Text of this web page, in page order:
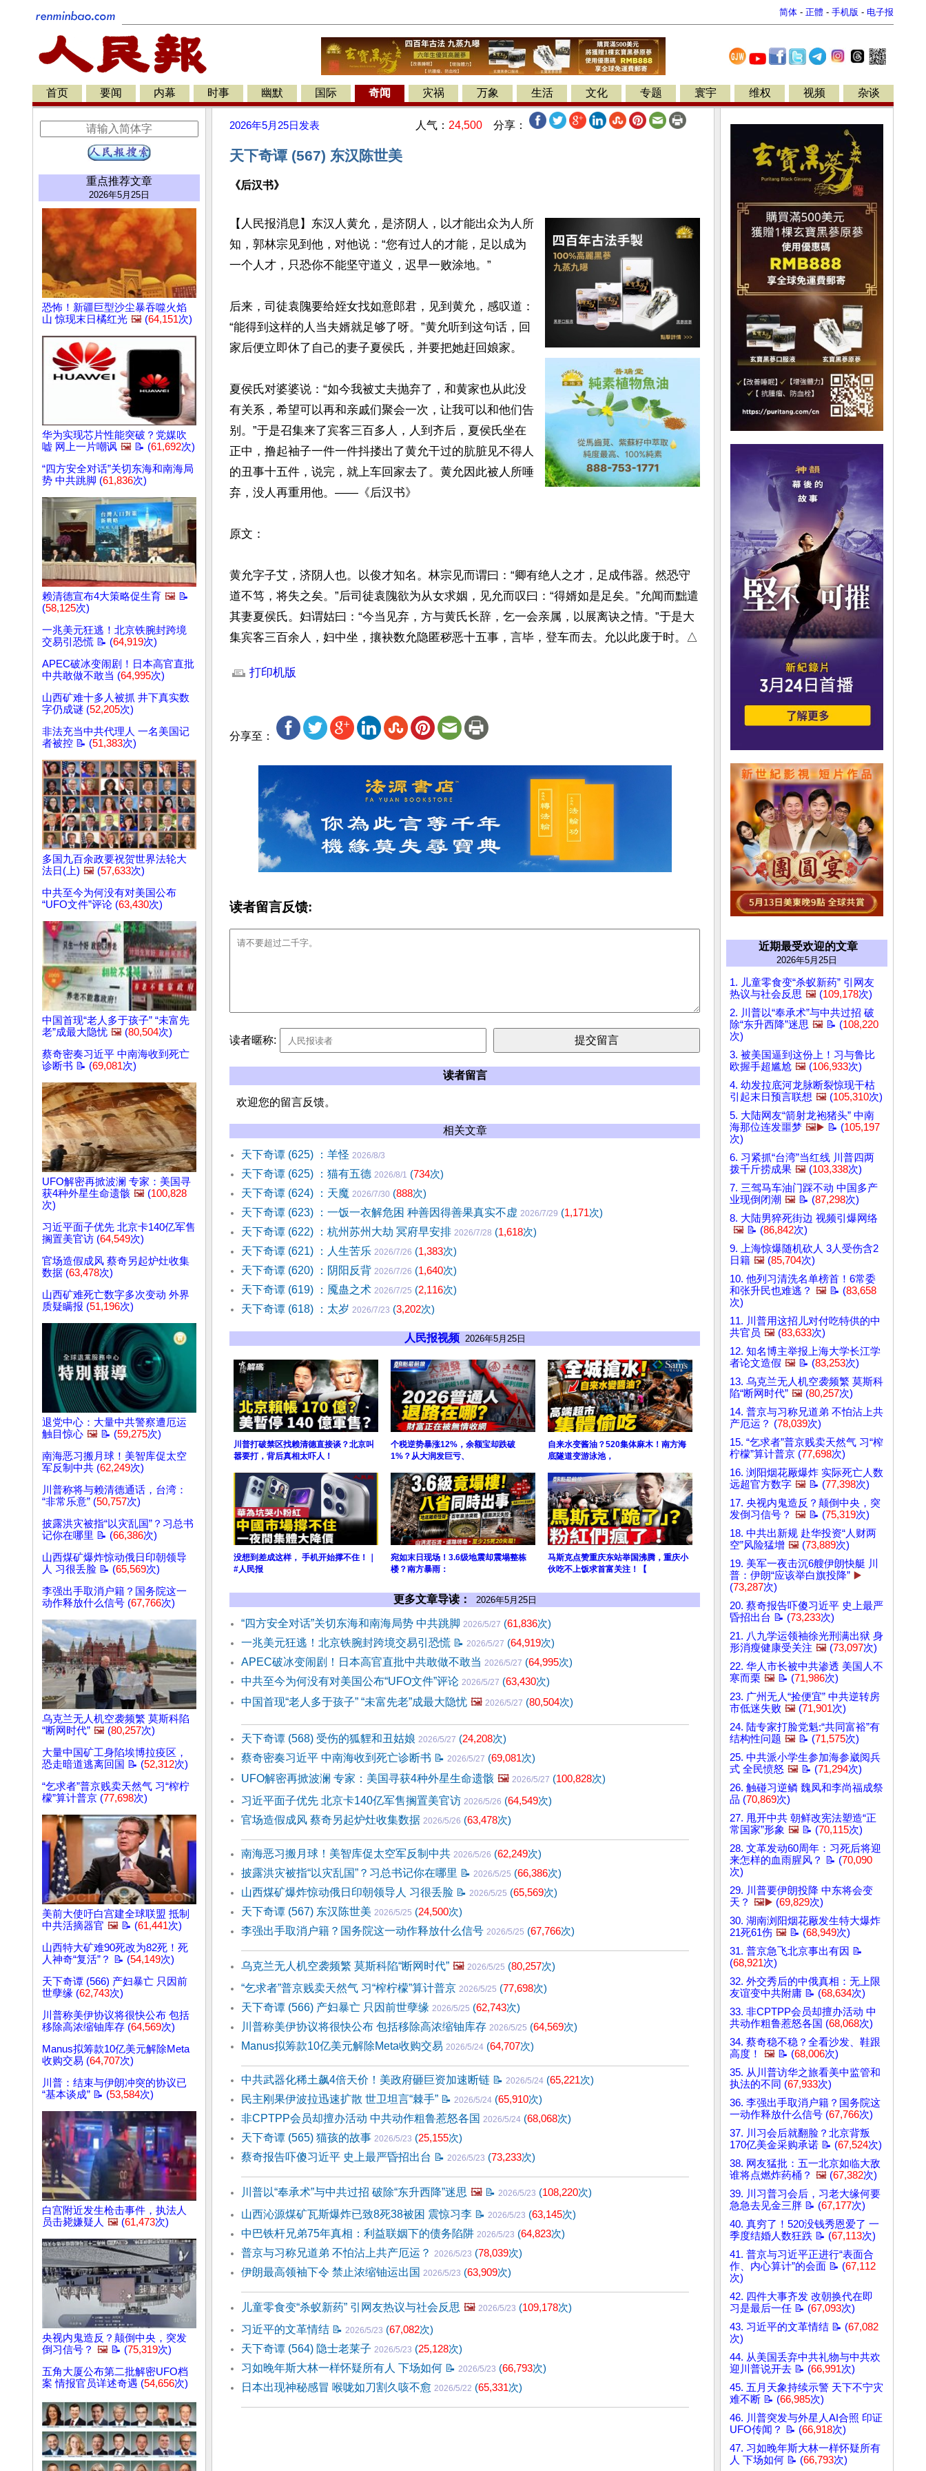
简体 - 正體 - 手机版 - 电子报
首页 要闻 内幕 时事 幽默 国际 奇闻 灾祸 万象 生活 文化 专题 寰宇 维权 视频 杂谈
重点推荐文章
2026年5月25日
恐怖！新疆巨型沙尘暴吞噬火焰
山 惊现末日橘红光 🖼️ (64,151次)
华为实现芯片性能突破？党媒吹
嘘 网上一片嘲讽 🖼️ 📝 (61,692次)
“四方安全对话”关切东海和南海局
势 中共跳脚 (61,836次)
赖清德宣布4大策略促生育 🖼️ 📝
(58,125次)
一兆美元狂逃！北京铁腕封跨境
交易引恐慌 📝 (64,919次)
APEC破冰变闹剧！日本高官直批
中共敢做不敢当 (64,995次)
山西矿难十多人被抓 井下真实数
字仍成谜 (52,205次)
非法充当中共代理人 一名美国记
者被控 📝 (51,383次)
多国九百余政要祝贺世界法轮大
法日(上) 🖼️ (57,633次)
中共至今为何没有对美国公布
“UFO文件”评论 (63,430次)
中国首现“老人多于孩子” “未富先
老”成最大隐忧 🖼️ (80,504次)
蔡奇密奏习近平 中南海收到死亡
诊断书 📝 (69,081次)
UFO解密再掀波澜 专家：美国寻
获4种外星生命遗骸 🖼️ (100,828
次)
习近平面子优先 北京卡140亿军售
搁置美官访 (64,549次)
官场造假成风 蔡奇另起炉灶收集
数据 (63,478次)
山西矿难死亡数字多次变动 外界
质疑瞒报 (51,196次)
退党中心：大量中共警察遭厄运
触目惊心 🖼️ 📝 (59,275次)
南海恶习搬月球！美智库促太空
军反制中共 (62,249次)
川普称将与赖清德通话，台湾：
“非常乐意” (50,757次)
披露洪灾被指“以灾乱国”？习总书
记你在哪里 📝 (66,386次)
山西煤矿爆炸惊动俄日印朝领导
人 习很丢脸 📝 (65,569次)
李强出手取消户籍？国务院这一
动作释放什么信号 (67,766次)
乌克兰无人机空袭频繁 莫斯科陷
“断网时代” 🖼️ (80,257次)
大量中国矿工身陷埃博拉疫区，
恐走暗道逃离回国 📝 (52,312次)
“乞求者”普京贱卖天然气 习“榨柠
檬”算计普京 (77,698次)
美前大使吁白宫建全球联盟 抵制
中共活摘器官 🖼️ 📝 (61,441次)
山西特大矿难90死改为82死！死
人神奇“复活”？ 📝 (54,149次)
天下奇谭 (566) 产妇暴亡 只因前
世孽缘 (62,743次)
川普称美伊协议将很快公布 包括
移除高浓缩铀库存 (64,569次)
Manus拟筹款10亿美元解除Meta
收购交易 (64,707次)
川普：结束与伊朗冲突的协议已
“基本谈成” 📝 (53,584次)
白宫附近发生枪击事件，执法人
员击毙嫌疑人 🖼️ (61,473次)
央视内鬼造反？颠倒中央，突发
倒习信号？ 🖼️ 📝 (75,319次)
五角大厦公布第二批解密UFO档
案 情报官员详述奇遇 (54,656次)
2026年5月25日 发表 人气： 24,500 分享：
天下奇谭 (567) 东汉陈世美
《后汉书》
【人民报消息】东汉人黄允，是济阴人，以才能出众为人所
知，郭林宗见到他，对他说：“您有过人的才能，足以成为
一个人才，只恐你不能坚守道义，迟早一败涂地。”
后来，司徒袁隗要给姪女找如意郎君，见到黄允，感叹道：
“能得到这样的人当夫婿就足够了呀。”黄允听到这句话，回
家后便立即休了自己的妻子夏侯氏，并要把她赶回娘家。
夏侯氏对婆婆说：“如今我被丈夫抛弃了，和黄家也从此没
有关系，希望可以再和亲戚们聚会一次，让我可以和他们告
别。”于是召集来了宾客三百多人，人到齐后，夏侯氏坐在
正中，撸起袖子一件一件抖搂出了黄允干过的肮脏见不得人
的丑事十五件，说完，就上车回家去了。黄允因此被人所唾
弃，没人再重用他。——《后汉书》
原文：
黄允字子艾，济阴人也。以俊才知名。林宗见而谓曰：“卿有绝人之才，足成伟器。然恐守
道不笃，将失之矣。”后司徒袁隗欲为从女求姻，见允而叹曰：“得婿如是足矣。”允闻而黜遣
其妻夏侯氏。妇谓姑曰：“今当见弃，方与黄氏长辞，乞一会亲属，以展离诀之情。”于是大
集宾客三百余人，妇中坐，攘袂数允隐匿秽恶十五事，言毕，登车而去。允以此废于时。△
打印机版
分享至：
读者留言反馈:
读者暱称:
读者留言
欢迎您的留言反馈。
相关文章
天下奇谭 (625) ：羊怪 2026/8/3
天下奇谭 (625) ：猫有五德 2026/8/1 (734次)
天下奇谭 (624) ：天魔 2026/7/30 (888次)
天下奇谭 (623) ：一饭一衣解危困 种善因得善果真实不虚 2026/7/29 (1,171次)
天下奇谭 (622) ：杭州苏州大劫 冥府早安排 2026/7/28 (1,618次)
天下奇谭 (621) ：人生苦乐 2026/7/26 (1,383次)
天下奇谭 (620) ：阴阳反背 2026/7/26 (1,640次)
天下奇谭 (619) ：魇蛊之术 2026/7/25 (2,116次)
天下奇谭 (618) ：太岁 2026/7/23 (3,202次)
人民报视频 2026年5月25日
川普打破禁区找赖清德直接谈？北京叫
嚣要打，背后真相太吓人！
个税逆势暴涨12%，余额宝却跌破
1%？从大润发巨亏、
自来水变酱油？520集体麻木！南方海
底隧道变游泳池，
没想到差成这样， 手机开始撑不住！｜
#人民报
宛如末日现场！3.6级地震却震塌整栋
楼？南方暴雨：
马斯克点赞重庆东站举国沸腾，重庆小
伙吃不上饭求首富关注！【
更多文章导读： 2026年5月25日
“四方安全对话”关切东海和南海局势 中共跳脚 2026/5/27 (61,836次)
一兆美元狂逃！北京铁腕封跨境交易引恐慌 📝 2026/5/27 (64,919次)
APEC破冰变闹剧！日本高官直批中共敢做不敢当 2026/5/27 (64,995次)
中共至今为何没有对美国公布“UFO文件”评论 2026/5/27 (63,430次)
中国首现“老人多于孩子” “未富先老”成最大隐忧 🖼️ 2026/5/27 (80,504次)
天下奇谭 (568) 受伤的狐貍和丑姑娘 2026/5/27 (24,208次)
蔡奇密奏习近平 中南海收到死亡诊断书 📝 2026/5/27 (69,081次)
UFO解密再掀波澜 专家：美国寻获4种外星生命遗骸 🖼️ 2026/5/27 (100,828次)
习近平面子优先 北京卡140亿军售搁置美官访 2026/5/26 (64,549次)
官场造假成风 蔡奇另起炉灶收集数据 2026/5/26 (63,478次)
南海恶习搬月球！美智库促太空军反制中共 2026/5/26 (62,249次)
披露洪灾被指“以灾乱国”？习总书记你在哪里 📝 2026/5/25 (66,386次)
山西煤矿爆炸惊动俄日印朝领导人 习很丢脸 📝 2026/5/25 (65,569次)
天下奇谭 (567) 东汉陈世美 2026/5/25 (24,500次)
李强出手取消户籍？国务院这一动作释放什么信号 2026/5/25 (67,766次)
乌克兰无人机空袭频繁 莫斯科陷“断网时代” 🖼️ 2026/5/25 (80,257次)
“乞求者”普京贱卖天然气 习“榨柠檬”算计普京 2026/5/25 (77,698次)
天下奇谭 (566) 产妇暴亡 只因前世孽缘 2026/5/25 (62,743次)
川普称美伊协议将很快公布 包括移除高浓缩铀库存 2026/5/25 (64,569次)
Manus拟筹款10亿美元解除Meta收购交易 2026/5/24 (64,707次)
中共武器化稀土飙4倍天价！美政府砸巨资加速断链 📝 2026/5/24 (65,221次)
民主刚果伊波拉迅速扩散 世卫坦言“棘手” 📝 2026/5/24 (65,910次)
非CPTPP会员却擅办活动 中共动作粗鲁惹怒各国 2026/5/24 (68,068次)
天下奇谭 (565) 猫孩的故事 2026/5/23 (25,155次)
蔡奇报告吓傻习近平 史上最严昏招出台 📝 2026/5/23 (73,233次)
川普以“奉承术”与中共过招 破除“东升西降”迷思 🖼️ 📝 2026/5/23 (108,220次)
山西沁源煤矿瓦斯爆炸已致8死38被困 震惊习李 📝 2026/5/23 (63,145次)
中巴铁杆兄弟75年真相：利益联姻下的债务陷阱 2026/5/23 (64,823次)
普京与习称兄道弟 不怕沾上共产厄运？ 2026/5/23 (78,039次)
伊朗最高领袖下令 禁止浓缩铀运出国 2026/5/23 (63,909次)
儿童零食变“杀蚁新药” 引网友热议与社会反思 🖼️ 2026/5/23 (109,178次)
习近平的文革情结 📝 2026/5/23 (67,082次)
天下奇谭 (564) 隐士老莱子 2026/5/23 (25,128次)
习如晚年斯大林一样怀疑所有人 下场如何 📝 2026/5/23 (66,793次)
日本出现神秘感冒 喉咙如刀割久咳不愈 2026/5/22 (65,331次)
近期最受欢迎的文章
2026年5月25日
1. 儿童零食变“杀蚁新药” 引网友
热议与社会反思 🖼️ (109,178次)
2. 川普以“奉承术”与中共过招 破
除“东升西降”迷思 🖼️ 📝 (108,220
次)
3. 被美国逼到这份上！习与鲁比
欧握手超尴尬 🖼️ (106,933次)
4. 幼发拉底河龙脉断裂惊现干枯
引起末日预言联想 🖼️ (105,310次)
5. 大陆网友“箭射龙袍猪头” 中南
海那位连发噩梦 🖼️▶️ 📝 (105,197
次)
6. 习紧抓“台湾”当红线 川普四两
拨千斤捞成果 🖼️ (103,338次)
7. 三驾马车油门踩不动 中国多产
业现倒闭潮 🖼️ 📝 (87,298次)
8. 大陆男猝死街边 视频引爆网络
🖼️ 📝 (86,842次)
9. 上海惊爆随机砍人 3人受伤含2
日籍 🖼️ (85,704次)
10. 他列习清洗名单榜首！6常委
和张升民也难逃？ 🖼️ 📝 (83,658
次)
11. 川普用这招儿对付吃特供的中
共官员 🖼️ (83,633次)
12. 知名博主举报上海大学长江学
者论文造假 🖼️ 📝 (83,253次)
13. 乌克兰无人机空袭频繁 莫斯科
陷“断网时代” 🖼️ (80,257次)
14. 普京与习称兄道弟 不怕沾上共
产厄运？ (78,039次)
15. “乞求者”普京贱卖天然气 习“榨
柠檬”算计普京 (77,698次)
16. 浏阳烟花厰爆炸 实际死亡人数
远超官方数字 🖼️ 📝 (77,398次)
17. 央视内鬼造反？颠倒中央，突
发倒习信号？ 🖼️ 📝 (75,319次)
18. 中共出新规 赴华投资“人财两
空”风险猛增 🖼️ (73,889次)
19. 美军一夜击沉6艘伊朗快艇 川
普：伊朗“应该举白旗投降” ▶️
(73,287次)
20. 蔡奇报告吓傻习近平 史上最严
昏招出台 📝 (73,233次)
21. 八九学运领袖徐光刑满出狱 身
形消瘦健康受关注 🖼️ (73,097次)
22. 华人市长被中共渗透 美国人不
寒而栗 🖼️ 📝 (71,986次)
23. 广州无人“捡便宜” 中共逆转房
市低迷失败 🖼️ (71,901次)
24. 陆专家打脸党魁:“共同富裕”有
结构性问题 🖼️ 📝 (71,575次)
25. 中共派小学生参加海参崴阅兵
式 全民愤怒 🖼️ 📝 (71,294次)
26. 触碰习逆鳞 魏凤和李尚福成祭
品 (70,869次)
27. 甩开中共 朝鲜改宪法塑造“正
常国家”形象 🖼️ 📝 (70,115次)
28. 文革发动60周年：习死后将迎
来怎样的血雨腥风？ 📝 (70,090
次)
29. 川普要伊朗投降 中东将会变
天？ 🖼️▶️ (69,829次)
30. 湖南浏阳烟花厰发生特大爆炸
21死61伤 🖼️ 📝 (68,949次)
31. 普京急飞北京事出有因 📝
(68,921次)
32. 外交秀后的中俄真相：无上限
友谊变中共附庸 📝 (68,634次)
33. 非CPTPP会员却擅办活动 中
共动作粗鲁惹怒各国 (68,068次)
34. 蔡奇稳不稳？全看沙发、鞋跟
高度！
🖼️ 📝 (68,006次)
35. 从川普访华之旅看美中监管和
执法的不同 (67,933次)
36. 李强出手取消户籍？国务院这
一动作释放什么信号 (67,766次)
37. 川习会后就翻脸？北京背叛
170亿美金采购承诺 📝 (67,524次)
38. 网友猛批：五一北京如临大敌
谁将点燃炸药桶？ 🖼️ (67,382次)
39. 川习普习会后，习老大缘何要
急急去见金三胖 📝 (67,177次)
40. 真穷了！520没钱秀恩爱了 一
季度结婚人数狂跌 📝 (67,113次)
41. 普京与习近平正进行“表面合
作、内心算计”的会面 📝 (67,112
次)
42. 四件大事齐发 改朝换代在即
习是最后一任 📝 (67,093次)
43. 习近平的文革情结 📝 (67,082
次)
44. 从美国丢弃中共礼物与中共欢
迎川普说开去 📝 (66,991次)
45. 五月天象持续示警 天下不宁灾
难不断 📝 (66,985次)
46. 川普突发与外星人AI合照 印证
UFO传闻？ 📝 (66,918次)
47. 习如晚年斯大林一样怀疑所有
人 下场如何 📝 (66,793次)